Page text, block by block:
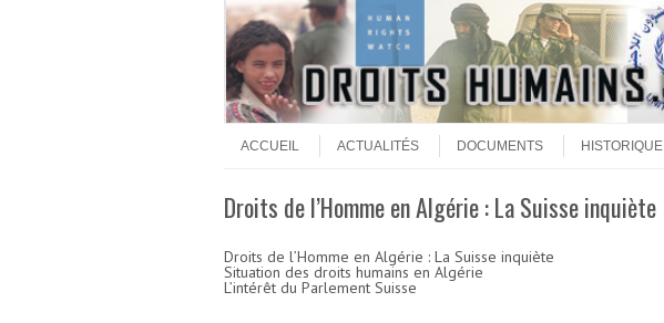
Menu
ACCUEIL
ACTUALITÉS DOCUMENTS HISTORIQUE
Droits de l’Homme en Algérie : La Suisse inquiète
Droits de l’Homme en Algérie : La Suisse inquiète
Situation des droits humains en Algérie
L’intérêt du Parlement Suisse